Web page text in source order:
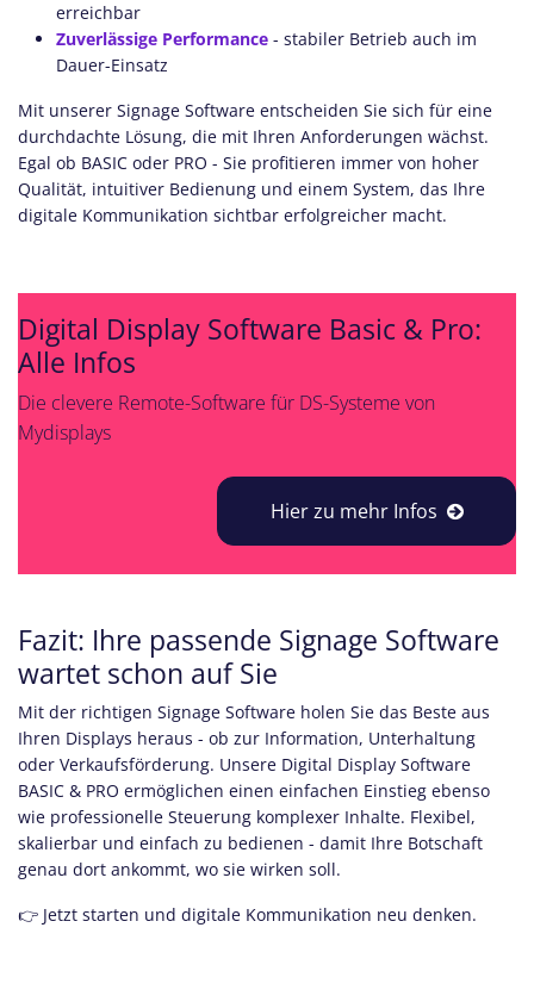
erreichbar
Zuverlässige Performance - stabiler Betrieb auch im
Dauer-Einsatz
Mit unserer Signage Software entscheiden Sie sich für eine
durchdachte Lösung, die mit Ihren Anforderungen wächst.
Egal ob BASIC oder PRO - Sie profitieren immer von hoher
Qualität, intuitiver Bedienung und einem System, das Ihre
digitale Kommunikation sichtbar erfolgreicher macht.
Digital Display Software Basic & Pro:
Alle Infos
Die clevere Remote-Software für DS-Systeme von
Mydisplays
Hier zu mehr Infos
Fazit: Ihre passende Signage Software
wartet schon auf Sie
Mit der richtigen Signage Software holen Sie das Beste aus
Ihren Displays heraus - ob zur Information, Unterhaltung
oder Verkaufsförderung. Unsere Digital Display Software
BASIC & PRO ermöglichen einen einfachen Einstieg ebenso
wie professionelle Steuerung komplexer Inhalte. Flexibel,
skalierbar und einfach zu bedienen - damit Ihre Botschaft
genau dort ankommt, wo sie wirken soll.
👉 Jetzt starten und digitale Kommunikation neu denken.